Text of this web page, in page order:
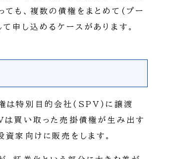
ても、複数の債権をまとめて(プー
申し込めるケースがあります。
は特別目的会社(SPV)に譲渡
は買い取った売掛債権が生み出す
資家向けに販売をします。